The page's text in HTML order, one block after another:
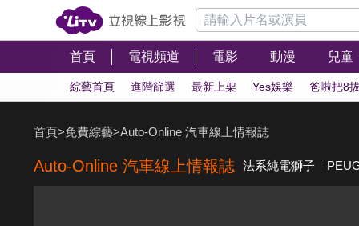
首頁 電視頻道 電影 動漫 兒童
綜藝首頁 進階篩選 最新上架 Yes娛樂 爸啦把8
首頁>免費綜藝>Auto-Online 汽車線上情報誌
Auto-Online 汽車線上情報誌 法系純電獅子｜